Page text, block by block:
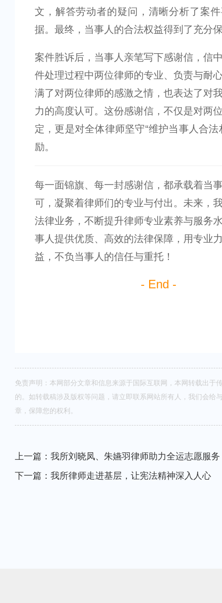
文，解答劳动者的疑问，清晰分析了案
据。最终，当事人的合法权益得到了充分
案件胜诉后，当事人亲笔写下感谢信，信
件处理过程中两位律师的专业、负责与耐
满了对两位律师的感激之情，也表达了对
力的高度认可。这份感谢信，不仅是对两
定，更是对全体律师坚守“维护当事人合法
励。
每一面锦旗、每一封感谢信，都承载着当
可，凝聚着律师们的专业与付出。未来，
法律业务，不断提升律师专业素养与服务
事人提供优质、高效的法律保障，用专业
益，不负当事人的信任与重托！
- End -
免责声明：本网部分文章和信息来源于国际互联网，本网转载出于
的。如转载稿涉及版权等问题，请立即联系网站所有人，我们会给
章，保障您的权利。
上一篇：我所刘晓凤、朱嬿羽律师助力全运志愿服务
下一篇：我所律师走进基层，让宪法精神深入人心